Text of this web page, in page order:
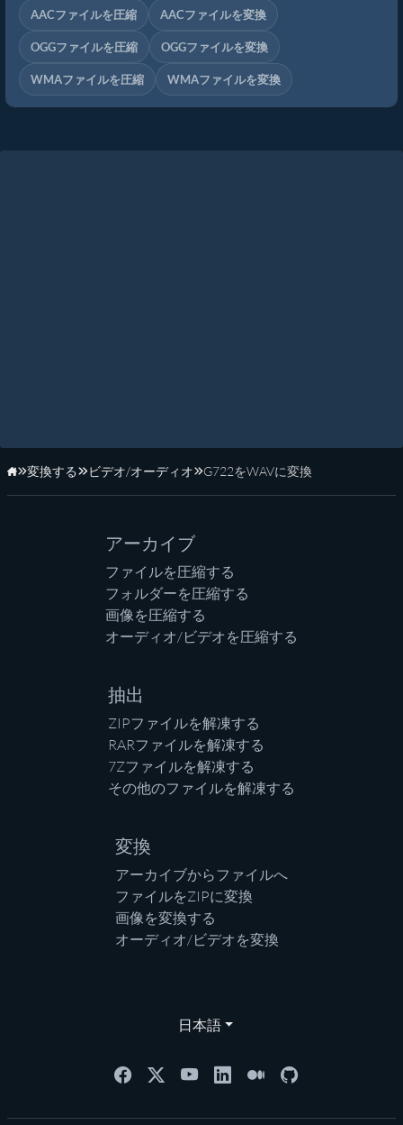
AACファイルを圧縮 AACファイルを変換
OGGファイルを圧縮 OGGファイルを変換
WMAファイルを圧縮 WMAファイルを変換
ホーム
変換する ビデオ/オーディオ G722をWAVに変換
アーカイブ
ファイルを圧縮する
フォルダーを圧縮する
画像を圧縮する
オーディオ/ビデオを圧縮する
抽出
ZIPファイルを解凍する
RARファイルを解凍する
7Zファイルを解凍する
その他のファイルを解凍する
変換
アーカイブからファイルへ
ファイルをZIPに変換
画像を変換する
オーディオ/ビデオを変換
日本語